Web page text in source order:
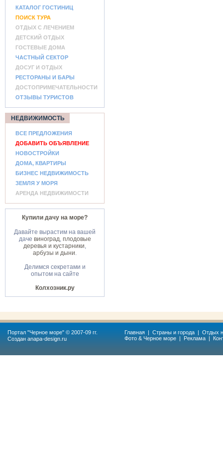
КАТАЛОГ ГОСТИНИЦ
ПОИСК ТУРА
ОТДЫХ С ЛЕЧЕНИЕМ
ДЕТСКИЙ ОТДЫХ
ГОСТЕВЫЕ ДОМА
ЧАСТНЫЙ СЕКТОР
ДОСУГ И ОТДЫХ
РЕСТОРАНЫ И БАРЫ
ДОСТОПРИМЕЧАТЕЛЬНОСТИ
ОТЗЫВЫ ТУРИСТОВ
НЕДВИЖИМОСТЬ
ВСЕ ПРЕДЛОЖЕНИЯ
ДОБАВИТЬ ОБЪЯВЛЕНИЕ
НОВОСТРОЙКИ
ДОМА, КВАРТИРЫ
БИЗНЕС НЕДВИЖИМОСТЬ
ЗЕМЛЯ У МОРЯ
АРЕНДА НЕДВИЖИМОСТИ
Купили дачу на море?
Давайте вырастим на вашей
даче виноград, плодовые
деревья и кустарники,
арбузы и дыни.
Делимся секретами и
опытом на сайте
Колхозник.ру
Портал "Черное море" © 2007-09 гг.
Создан anapa-design.ru
Главная | Страны и города | Отдых
Фото & Черное море | Реклама |